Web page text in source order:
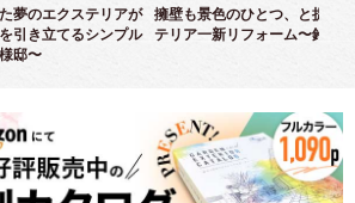
夢のエクステリアが
引き立てるシンプル
邸〜
擁壁も景色のひとつ、と捉え
テリア一新リフォーム〜鈴木